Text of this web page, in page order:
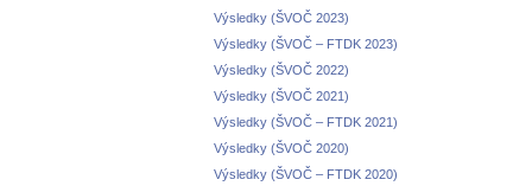
Výsledky (ŠVOČ 2023)
Výsledky (ŠVOČ – FTDK 2023)
Výsledky (ŠVOČ 2022)
Výsledky (ŠVOČ 2021)
Výsledky (ŠVOČ – FTDK 2021)
Výsledky (ŠVOČ 2020)
Výsledky (ŠVOČ – FTDK 2020)